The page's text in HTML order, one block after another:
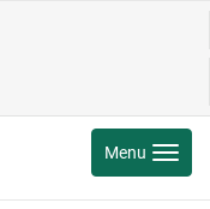
Toggle
Menu